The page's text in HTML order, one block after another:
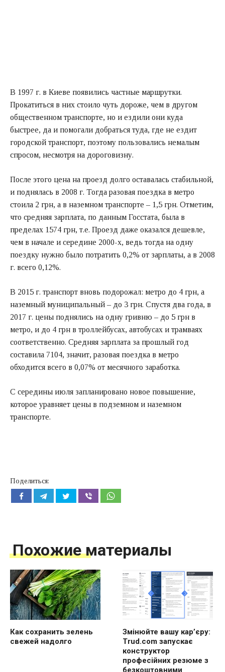
В 1997 г. в Киеве появились частные маршрутки.
Прокатиться в них стоило чуть дороже, чем в другом
общественном транспорте, но и ездили они куда
быстрее, да и помогали добраться туда, где не ездит
городской транспорт, поэтому пользовались немалым
спросом, несмотря на дороговизну.
После этого цена на проезд долго оставалась стабильной,
и поднялась в 2008 г. Тогда разовая поездка в метро
стоила 2 грн, а в наземном транспорте – 1,5 грн. Отметим,
что средняя зарплата, по данным Госстата, была в
пределах 1574 грн, т.е. Проезд даже оказался дешевле,
чем в начале и середине 2000-х, ведь тогда на одну
поездку нужно было потратить 0,2% от зарплаты, а в 2008
г. всего 0,12%.
В 2015 г. транспорт вновь подорожал: метро до 4 грн, а
наземный муниципальный – до 3 грн. Спустя два года, в
2017 г. цены поднялись на одну гривню – до 5 грн в
метро, и до 4 грн в троллейбусах, автобусах и трамваях
соответственно. Средняя зарплата за прошлый год
составила 7104, значит, разовая поездка в метро
обходится всего в 0,07% от месячного заработка.
С середины июля запланировано новое повышение,
которое уравняет цены в подземном и наземном
транспорте.
Поделиться:
Похожие материалы
Как сохранить зелень
свежей надолго
Змінюйте вашу кар’єру:
Trud.com запускає
конструктор
професійних резюме з
безкоштовними